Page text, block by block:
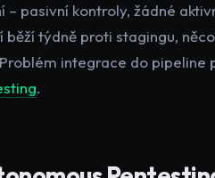
pasivní kontroly, žádné
týdně proti stagingu,
integrace do pipeline
.